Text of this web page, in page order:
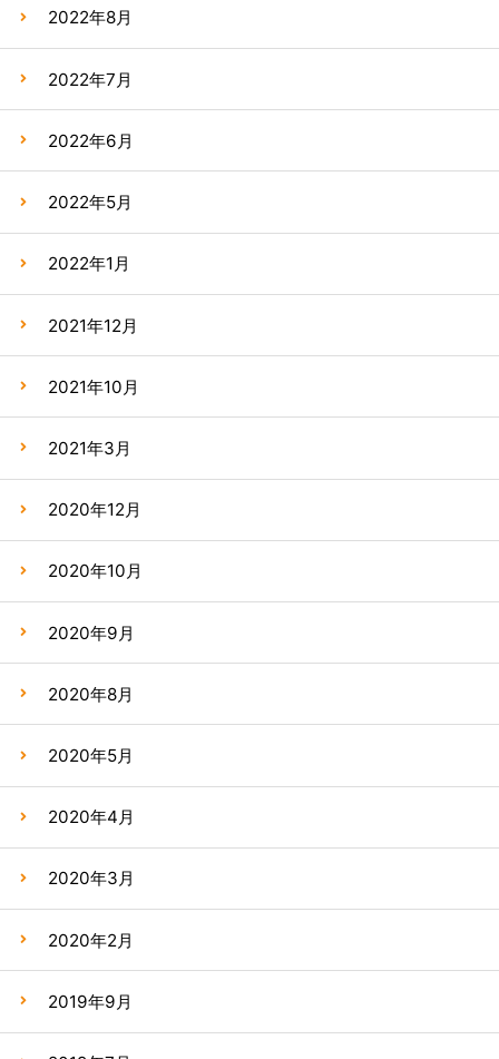
2022年8月
2022年7月
2022年6月
2022年5月
2022年1月
2021年12月
2021年10月
2021年3月
2020年12月
2020年10月
2020年9月
2020年8月
2020年5月
2020年4月
2020年3月
2020年2月
2019年9月